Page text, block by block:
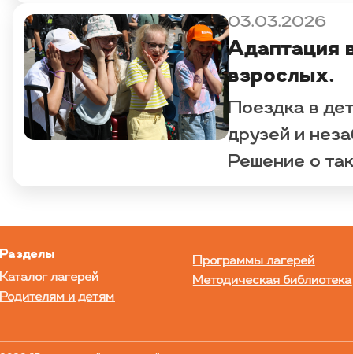
путевок, с
03.03.2026
Адаптация
взрослых.
Поездка в
друзей и
Решение о
Разделы
Каталог лагерей
Родителям и детям
Программы лагерей
Методическая библиотека